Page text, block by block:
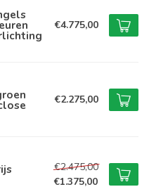
€4.775,00
€2.275,00
€2.475,00
€1.375,00